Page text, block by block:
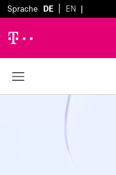
Sprache DE EN |